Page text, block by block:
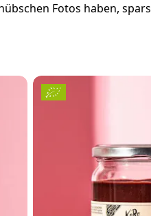
Fotos haben,